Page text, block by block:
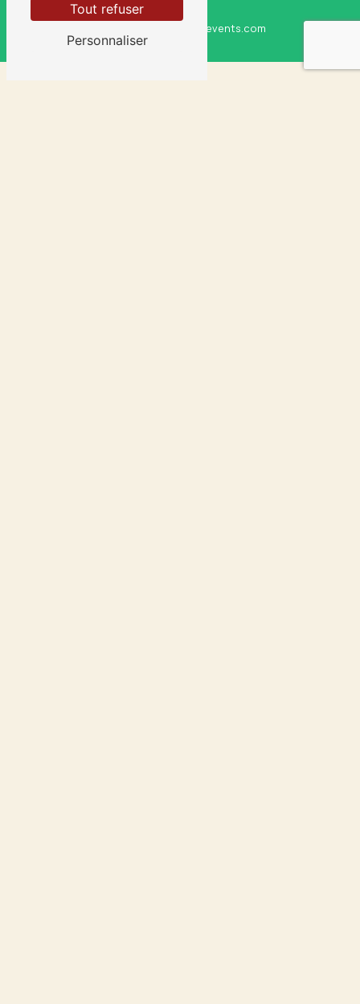
cyrildesousa@sasudsevents.com
Tout refuser
Personnaliser